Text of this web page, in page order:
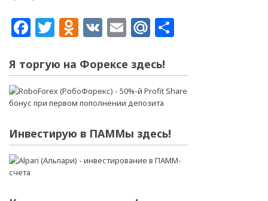
Facebook
Twitter
Odnoklassniki
VK EmailMail.Ru
Я торгую на Форексе здесь!
Инвестирую в ПАММы здесь!